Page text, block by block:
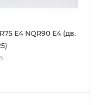
Е4 NQR90 Е4 (дв.